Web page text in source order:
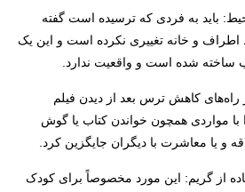
باید به فردی که ترسیده است گفته
و خانه تغییری نکرده است و این یک
شده است و واقعیت ندارد.
کاهش ترس بعد از دیدن فیلم
مواردی همچون خواندن کتاب یا گوش
و یا معاشرت با دیگران جایگزین کرد.
از گریم: این مورد مخصوصاً برای کودک